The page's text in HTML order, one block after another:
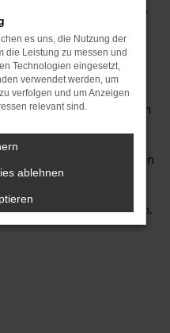
vor allem, wenn das
stammt. Unser
bis ins Jahr 1961
dem heutigen Namen.
und sind tief in der
Audi bei Klinkner
von einer umfangreichen
Ziel ist klar: Sie sollen
zu Ihnen und Ihrem
wir für Vielfalt und lassen
als auch in
und
wie Sie es sich vorstellen.
es uns, die Nutzung der
die Leistung zu messen und
Technologien eingesetzt,
verwendet werden, um
verfolgen und um Anzeigen
relevant sind.
ablehnen